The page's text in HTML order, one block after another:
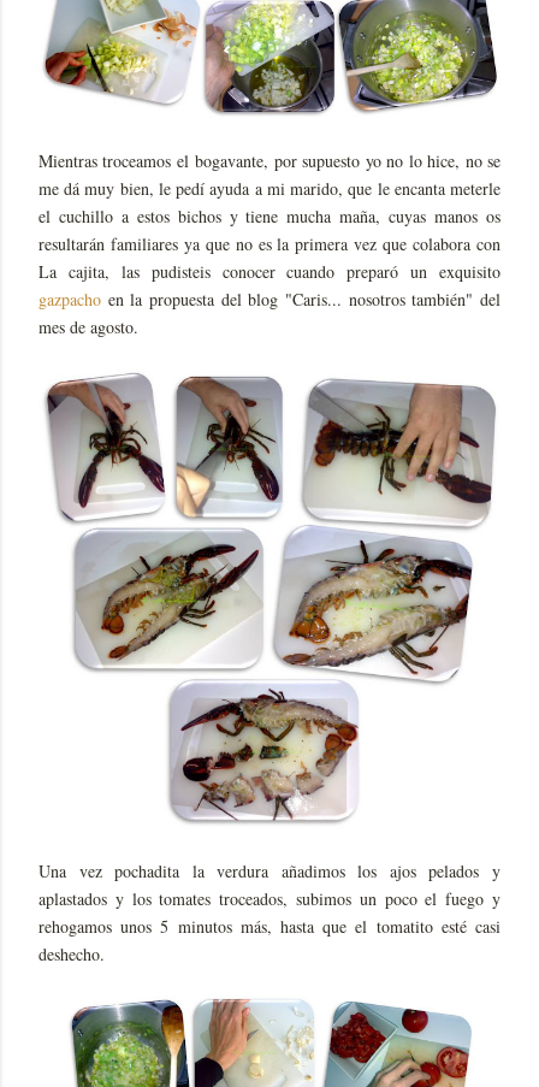
Mientras troceamos el bogavante, por supuesto yo no lo hice, no se
me dá muy bien, le pedí ayuda a mi marido, que le encanta meterle
el cuchillo a estos bichos y tiene mucha maña, cuyas manos os
resultarán familiares ya que no es la primera vez que colabora con
La cajita, las pudisteis conocer cuando preparó un exquisito
gazpacho en la propuesta del blog "Caris... nosotros también" del
mes de agosto.
Una vez pochadita la verdura añadimos los ajos pelados y
aplastados y los tomates troceados, subimos un poco el fuego y
rehogamos unos 5 minutos más, hasta que el tomatito esté casi
deshecho.